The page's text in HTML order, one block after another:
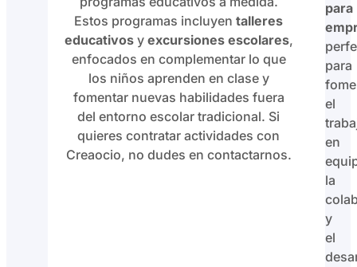
Estos programas incluyen talleres
educativosy excursiones escolares,
enfocados en complementar lo que
los niños aprenden en clase y
fomentar nuevas habilidades fuera
del entorno escolar tradicional. Si
quieres contratar actividades con
Creaocio, no dudes en contactarnos.
para
para
el
en
la
y
el